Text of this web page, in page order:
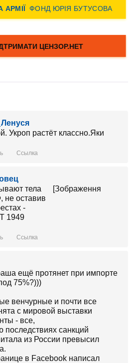
Укроп растёт классно.Яки
Ссылка
[Зображення
Ссылка
ещё протянет при импорте
75%?)))
венчурные и почти все
с мировой выставки
- все,
последствиях санкций
из России превысил
в Facebook написал